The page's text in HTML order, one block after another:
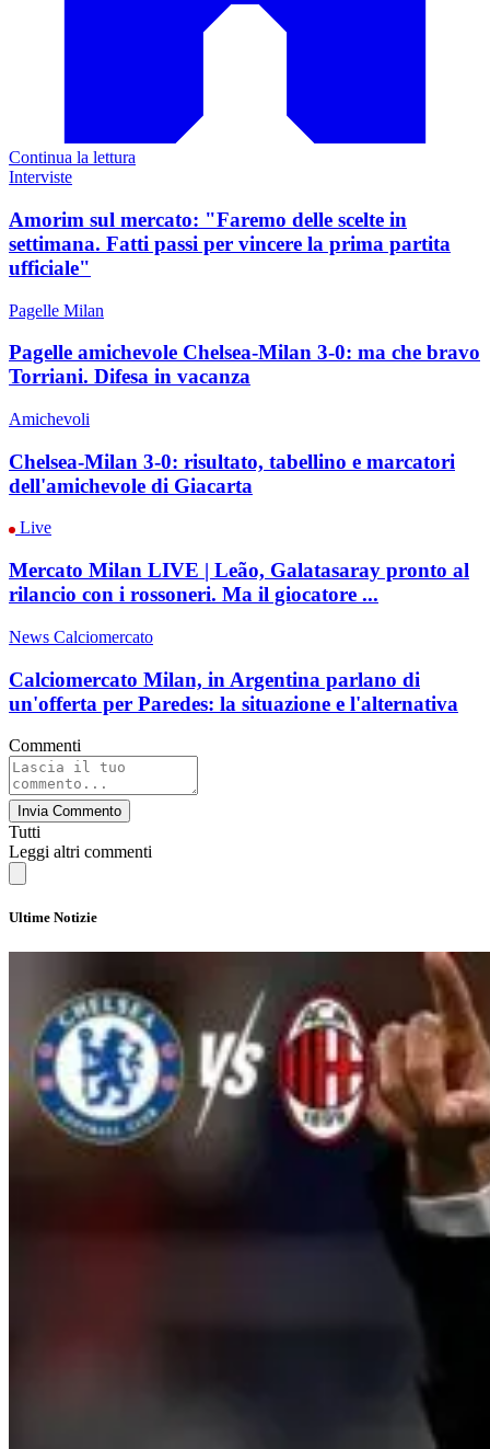
Continua la lettura
Interviste
Amorim sul mercato: "Faremo delle scelte in
settimana. Fatti passi per vincere la prima partita
ufficiale"
Pagelle Milan
Pagelle amichevole Chelsea-Milan 3-0: ma che bravo
Torriani. Difesa in vacanza
Amichevoli
Chelsea-Milan 3-0: risultato, tabellino e marcatori
dell'amichevole di Giacarta
Live
Mercato Milan LIVE | Leão, Galatasaray pronto al
rilancio con i rossoneri. Ma il giocatore ...
News Calciomercato
Calciomercato Milan, in Argentina parlano di
un'offerta per Paredes: la situazione e l'alternativa
Commenti
Invia Commento
Tutti
Leggi altri commenti
Ultime Notizie